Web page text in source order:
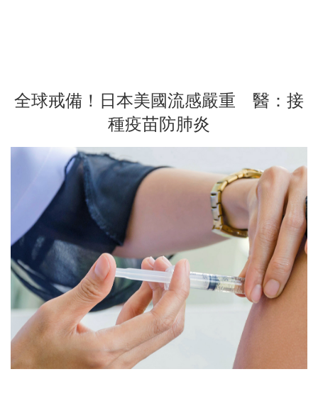
全球戒備！日本美國流感嚴重 醫：接
種疫苗防肺炎